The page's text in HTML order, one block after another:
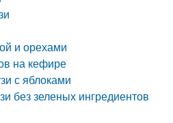
и орехами
на кефире
с яблоками
без зеленых ингредиентов